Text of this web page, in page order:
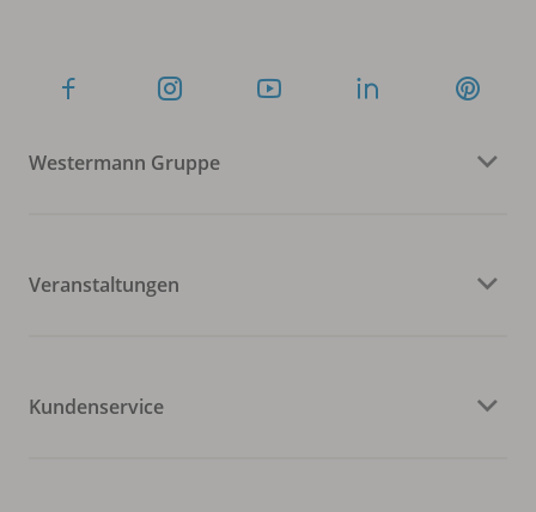
Westermann Gruppe
Veranstaltungen
Kundenservice